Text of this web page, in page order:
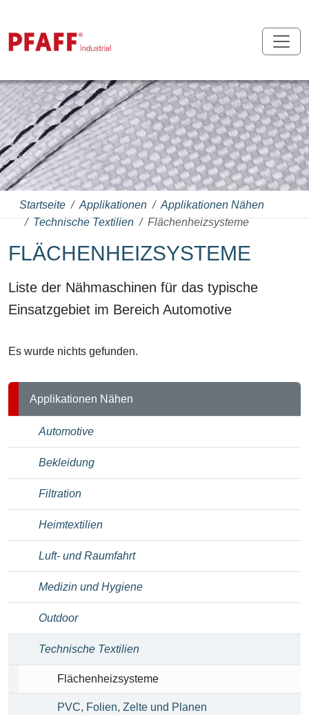
Startseite Applikationen
Applikationen Nähen
Technische Textilien
Flächenheizsysteme
FLÄCHENHEIZSYSTEME
Liste der Nähmaschinen für das typische
Einsatzgebiet im Bereich Automotive
Es wurde nichts gefunden.
Applikationen Nähen
Automotive
Bekleidung
Filtration
Heimtextilien
Luft- und Raumfahrt
Medizin und Hygiene
Outdoor
Technische Textilien
Flächenheizsysteme
PVC, Folien, Zelte und Planen